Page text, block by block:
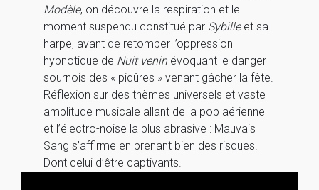
Modèle, on découvre la respiration et le
moment suspendu constitué par Sybille et sa
harpe, avant de retomber l’oppression
hypnotique de Nuit veninévoquant le danger
sournois des « piqûres » venant gâcher la fête.
Réflexion sur des thèmes universels et vaste
amplitude musicale allant de la pop aérienne
et l’électro-noise la plus abrasive : Mauvais
Sang s’affirme en prenant bien des risques.
Dont celui d’être captivants.